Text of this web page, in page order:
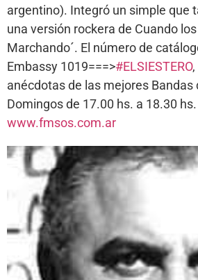
argentino). Integró un simple que
una versión rockera de Cuando
Marchando´. El número de
Embassy 1019===>#ELSIESTERO
anécdotas de las mejores Bandas
Domingos de 17.00 hs. a 18.30
www.fmsos.com.ar